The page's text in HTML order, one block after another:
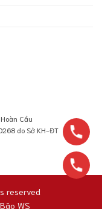
Cầu
do Sở KH-ĐT
reserved
WS